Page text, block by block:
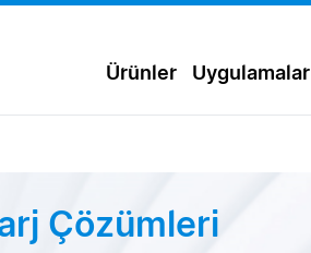
Ürünler Uygulamalar
Çözümleri